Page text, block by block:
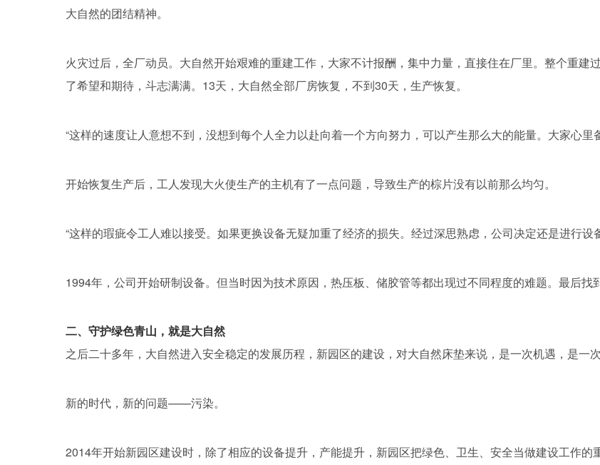
大自然的团结精神。
火灾过后，全厂动员。大自然开始艰难的重建工作，大家不计报酬，集中力量，直接住在厂里。整个重
了希望和期待，斗志满满。13天，大自然全部厂房恢复，不到30天，生产恢复。
“这样的速度让人意想不到，没想到每个人全力以赴向着一个方向努力，可以产生那么大的能量。大家心里
开始恢复生产后，工人发现大火使生产的主机有了一点问题，导致生产的棕片没有以前那么均匀。
“这样的瑕疵令工人难以接受。如果更换设备无疑加重了经济的损失。经过深思熟虑，公司决定还是进行设
1994年，公司开始研制设备。但当时因为技术原因，热压板、储胶管等都出现过不同程度的难题。最后找
二、守护绿色青山，就是大自然
之后二十多年，大自然进入安全稳定的发展历程，新园区的建设，对大自然床垫来说，是一次机遇，是一
新的时代，新的问题——污染。
2014年开始新园区建设时，除了相应的设备提升，产能提升，新园区把绿色、卫生、安全当做建设工作的